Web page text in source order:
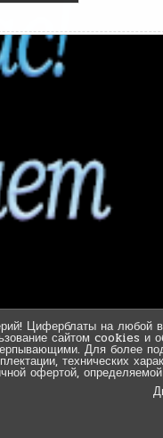
Циферблаты на любой
сайтом cookies и
Для более
технических
офертой,